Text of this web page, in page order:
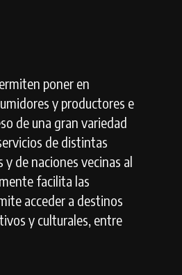
poner en
y productores e
de una gran variedad
de distintas
y de naciones vecinas al
facilita las
acceder a destinos
y culturales, entre